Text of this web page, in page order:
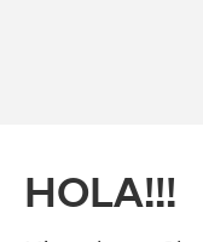
HOLA!!!